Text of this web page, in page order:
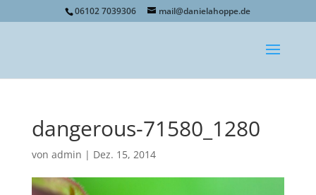
06102 7039306 mail@danielahoppe.de
dangerous-71580_1280
von admin | Dez. 15, 2014